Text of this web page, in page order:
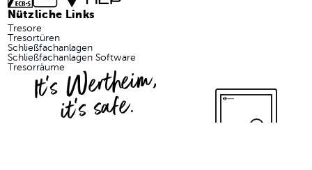
Nützliche Links
Tresore
Tresortüren
Schließfachanlagen
Schließfachanlagen Software
Tresorräume
It's Wertheim,
it's safe.